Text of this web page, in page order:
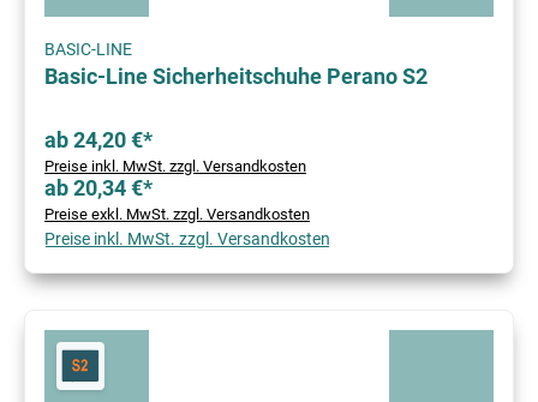
BASIC-LINE
Basic-Line Sicherheitschuhe Perano S2
ab 24,20 €*
Preise inkl. MwSt. zzgl. Versandkosten
ab 20,34 €*
Preise exkl. MwSt. zzgl. Versandkosten
Preise inkl. MwSt. zzgl. Versandkosten